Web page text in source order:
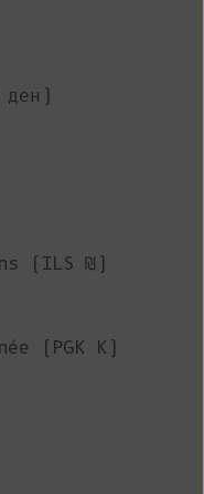
ден)
(ILS ₪)
(PGK K)